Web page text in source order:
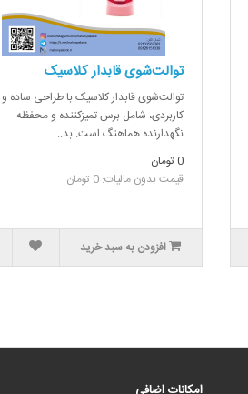
توالت‌شوی قابدار کلاسیک
توالت‌شوی قابدار کلاسیک با طراحی ساده و
کاربردی، شامل برس تمیزکننده و محفظه
نگهدارنده هماهنگ است. بد..
0 تومان
قیمت بدون مالیات: 0 تومان
افزودن به سبد خرید